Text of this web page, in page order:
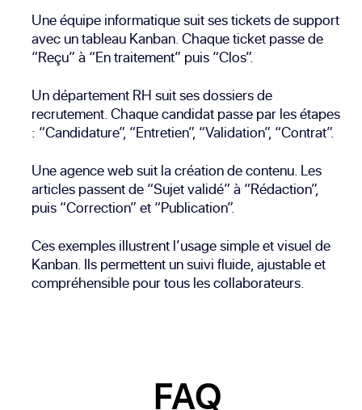
Une équipe informatique suit ses tickets de support
avec un tableau Kanban. Chaque ticket passe de
“Reçu” à “En traitement” puis “Clos”.
Un département RH suit ses dossiers de
recrutement. Chaque candidat passe par les étapes
: “Candidature”, “Entretien”, “Validation”, “Contrat”.
Une agence web suit la création de contenu. Les
articles passent de “Sujet validé” à “Rédaction”,
puis “Correction” et “Publication”.
Ces exemples illustrent l’usage simple et visuel de
Kanban. Ils permettent un suivi fluide, ajustable et
compréhensible pour tous les collaborateurs.
FAQ